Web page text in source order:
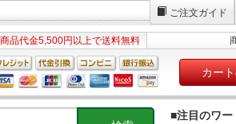
ご注文ガイド
商品代金5,500円以上で送料無料
カー
■注目のワー